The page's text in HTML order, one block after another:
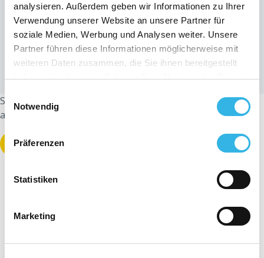
analysieren. Außerdem geben wir Informationen zu Ihrer
Verwendung unserer Website an unsere Partner für
soziale Medien, Werbung und Analysen weiter. Unsere
Partner führen diese Informationen möglicherweise mit
weiteren Daten zusammen, die Sie ihnen bereitgestellt
haben oder die sie im Rahmen Ihrer Nutzung der Dienste
Cookies, wenn Sie unsere Webseite weiterhin nutzen.
Notwendig
Präferenzen
Statistiken
Marketing
von Abschaltungen des
Wechselrichters betroffen ist?
Unsere interaktive Karte gibt Ihnen
Auskunft über die Viertel, die von
Spannungsanomalien betroffen sind.
Den Netzzustand anzeigen
Sie haben Probleme mit der Spannung? Sie haben Anrecht
auf
eine Entschädigung
Das Formular ausfüllen